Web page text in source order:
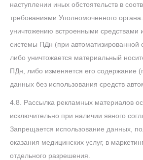
наступлении иных обстоятельств в
требованиями Уполномоченного
уничтожению встроенными
системы ПДн (при автоматизированной
либо уничтожается материальный
ПДн, либо изменяется его содержание
данных без использования средств
4.8.
Рассылка рекламных материалов
исключительно при наличии явного
Запрещается использование данных,
оказания медицинских услуг, в
отдельного разрешения.